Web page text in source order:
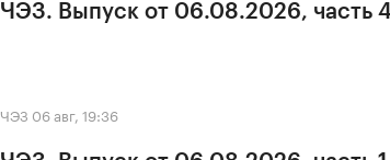
ЧЭЗ. Выпуск от 06.08.2026, часть
ЧЭЗ 06 авг, 19:36